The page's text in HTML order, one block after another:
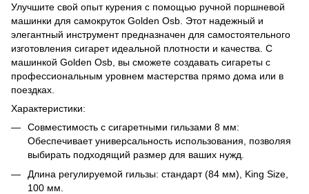
Улучшите свой опыт курения с помощью ручной поршневой
машинки для самокруток Golden Osb. Этот надежный и
элегантный инструмент предназначен для самостоятельного
изготовления сигарет идеальной плотности и качества. С
машинкой Golden Osb, вы сможете создавать сигареты с
профессиональным уровнем мастерства прямо дома или в
поездках.
Характеристики:
Совместимость с сигаретными гильзами 8 мм:
Обеспечивает универсальность использования, позволяя
выбирать подходящий размер для ваших нужд.
Длина регулируемой гильзы: стандарт (84 мм), King Size,
100 мм.